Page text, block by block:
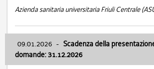
Azienda sanitaria universitaria Friuli Centrale
09.01.2026 - Scadenza della
domande: 31.12.2026